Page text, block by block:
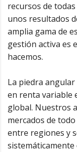
recursos de
unos resultados
amplia gama de
gestión activa es
hacemos.
La piedra
en renta variable
global. Nuestros
mercados de
entre regiones y